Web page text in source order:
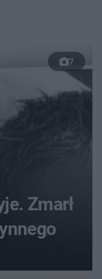
7
Zmarł